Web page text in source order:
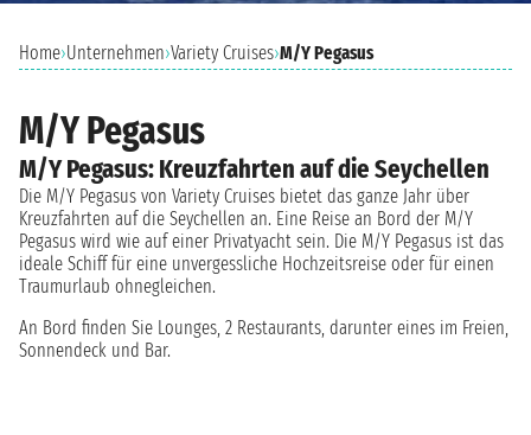
Home›Unternehmen›Variety Cruises›M/Y Pegasus
M/Y Pegasus
M/Y Pegasus: Kreuzfahrten auf die Seychellen
Die M/Y Pegasus von Variety Cruises bietet das ganze Jahr über
Kreuzfahrten auf die Seychellen an. Eine Reise an Bord der M/Y
Pegasus wird wie auf einer Privatyacht sein. Die M/Y Pegasus ist das
ideale Schiff für eine unvergessliche Hochzeitsreise oder für einen
Traumurlaub ohnegleichen.
An Bord finden Sie Lounges, 2 Restaurants, darunter eines im Freien,
Sonnendeck und Bar.